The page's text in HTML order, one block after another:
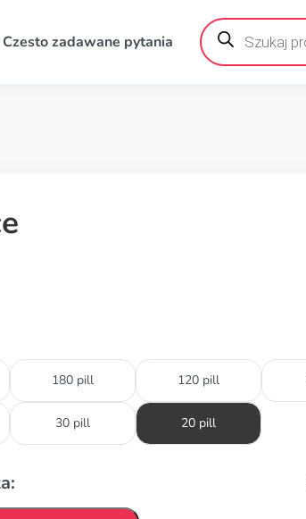
Czesto zadawane pytania
Wyszukiwarka
produktów
180 pill 120 pill
30 pill 20 pill